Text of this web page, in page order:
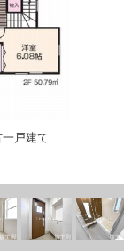
戸建て